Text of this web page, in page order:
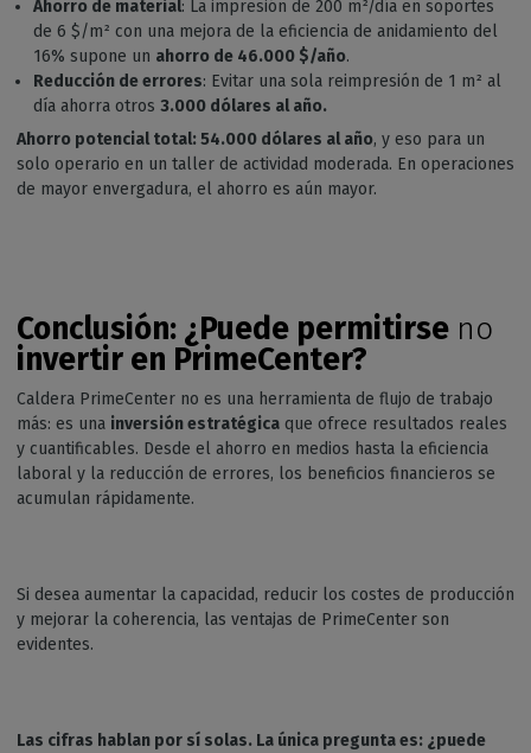
Ahorro de material: La impresión de 200 m²/día en soportes
de 6 $/m² con una mejora de la eficiencia de anidamiento del
16% supone un ahorro de 46.000 $/año.
Reducción de errores: Evitar una sola reimpresión de 1 m² al
día ahorra otros 3.000 dólares al año.
Ahorro potencial total: 54.000 dólares al año, y eso para un
solo operario en un taller de actividad moderada. En operaciones
de mayor envergadura, el ahorro es aún mayor.
Conclusión: ¿Puede permitirse no
invertir en PrimeCenter?
Caldera PrimeCenter no es una herramienta de flujo de trabajo
más: es una inversión estratégica que ofrece resultados reales
y cuantificables. Desde el ahorro en medios hasta la eficiencia
laboral y la reducción de errores, los beneficios financieros se
acumulan rápidamente.
Si desea aumentar la capacidad, reducir los costes de producción
y mejorar la coherencia, las ventajas de PrimeCenter son
evidentes.
Las cifras hablan por sí solas. La única pregunta es: ¿puede